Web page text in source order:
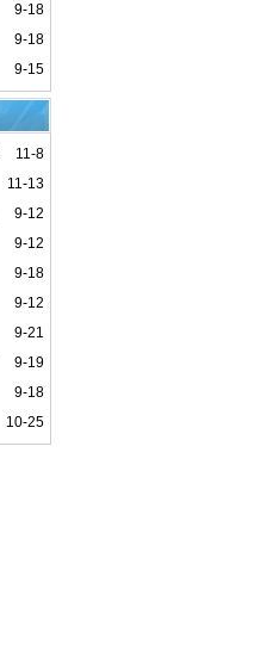
9-18
9-18
9-15
11-8
11-13
9-12
9-12
9-18
9-12
9-21
9-19
9-18
10-25